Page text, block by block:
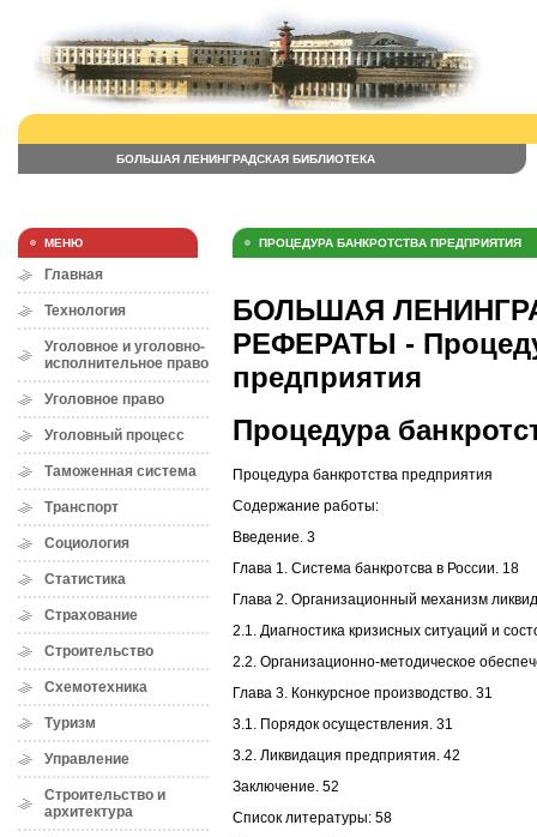
БОЛЬШАЯ ЛЕНИНГРАДСКАЯ БИБЛИОТЕКА
МЕНЮ
Главная
Технология
Уголовное и уголовно-
исполнительное право
Уголовное право
Уголовный процесс
Таможенная система
Транспорт
Социология
Статистика
Страхование
Строительство
Схемотехника
Туризм
Управление
Строительство и
архитектура
ПРОЦЕДУРА БАНКРОТСТВА ПРЕДПРИЯТИЯ
БОЛЬШАЯ
РЕФЕРАТЫ -
предприятия
Процедура
Процедура банкротства предприятия
Содержание работы:
Введение. 3
Глава 1. Система банкротсва в России. 18
Глава 2. Организационный механизм
2.1. Диагностика кризисных ситуаций и
2.2. Организационно-методическое
Глава 3. Конкурсное производство. 31
3.1. Порядок осуществления. 31
3.2. Ликвидация предприятия. 42
Заключение. 52
Список литературы: 58